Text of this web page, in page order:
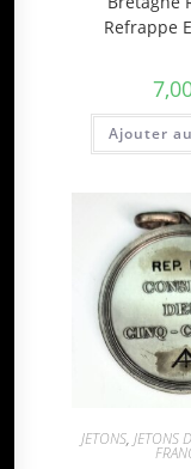
Refrappe
Ajouter
JETONS, JETONS